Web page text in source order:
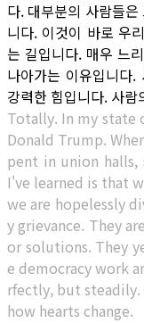
다. 대부분의 사람들
니다. 이것이 바로 우
는 길입니다. 매우 느
나아가는 이유입니다
강력한 힘입니다. 사
Totally. In my state
Donald Trump.
pent in union halls,
I've learned is that
we are hopelessly
y grievance. They
or solutions. They
e democracy work
rfectly, but
how hearts change.